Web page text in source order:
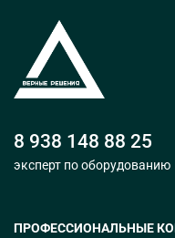
8 938 148 88 25
эксперт по оборудованию
ПРОФЕССИОНАЛЬНЫЕ